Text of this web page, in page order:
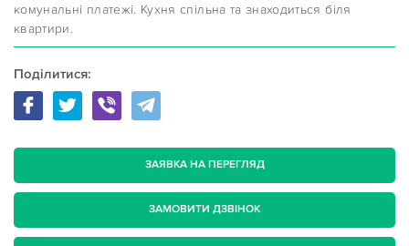
комунальні платежі. Кухня спільна та знаходиться біля
квартири.
Поділитися:
ЗАЯВКА НА ПЕРЕГЛЯД
ЗАМОВИТИ ДЗВІНОК